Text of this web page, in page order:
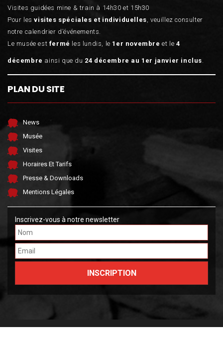
Visites guidées mine & train à 14h30 et 15h30
Pour lesvisites spéciales et individuelles, veuillez consulter
notre calendrier d’événements.
Le musée est fermé les lundis, le 1er novembre et le 4
décembre ainsi que du 24 décembre au 1er janvier inclus.
PLAN DU SITE
News
Musée
Visites
Horaires Et Tarifs
Presse & Downloads
Mentions Légales
Inscrivez-vous à notre newsletter